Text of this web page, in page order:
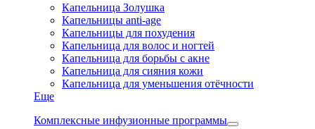
Капельница Золушка
Капельницы anti-age
Капельницы для похудения
Капельница для волос и ногтей
Капельница для борьбы с акне
Капельница для сияния кожи
Капельница для уменьшения отёчности
Еще
Комплексные инфузионные программы